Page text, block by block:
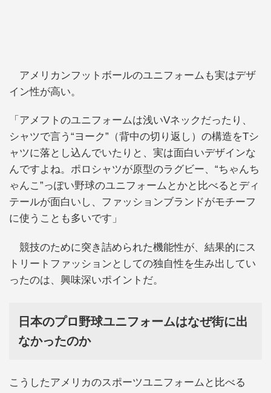
アメリカンフットボールのユニフォームも実はデザ
イン性が高い。
「アメフトのユニフォームは浅いVネックだったり、
シャツで言う“ヨーク”（背中の切り返し）の構造をTシ
ャツに落とし込んでいたりと、実は面白いデザインな
んですよね。ポロシャツが原型のラグビー、“ちゃんち
ゃんこ”っぽい野球のユニフォームとかと比べるとディ
テールが面白いし、ファッションブランドがモチーフ
に使うことも多いです」
競技のために突き詰められた機能性が、結果的にス
トリートファッションとしての独自性を生み出してい
ったのは、興味深いポイントだ。
日本のプロ野球ユニフォームはなぜ街に出
なかったのか
こうしたアメリカのスポーツユニフォームと比べる